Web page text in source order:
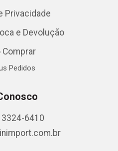
Privacidade
e Devolução
Comprar
Pedidos
3324-6410